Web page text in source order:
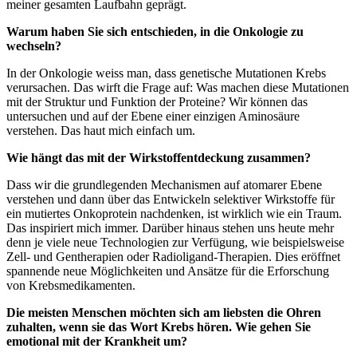
meiner gesamten Laufbahn geprägt.
Warum haben Sie sich entschieden, in die Onkologie zu
wechseln?
In der Onkologie weiss man, dass genetische Mutationen Krebs
verursachen. Das wirft die Frage auf: Was machen diese Mutationen
mit der Struktur und Funktion der Proteine? Wir können das
untersuchen und auf der Ebene einer einzigen Aminosäure
verstehen. Das haut mich einfach um.
Wie hängt das mit der Wirkstoffentdeckung zusammen?
Dass wir die grundlegenden Mechanismen auf atomarer Ebene
verstehen und dann über das Entwickeln selektiver Wirkstoffe für
ein mutiertes Onkoprotein nachdenken, ist wirklich wie ein Traum.
Das inspiriert mich immer. Darüber hinaus stehen uns heute mehr
denn je viele neue Technologien zur Verfügung, wie beispielsweise
Zell- und Gentherapien oder Radioligand-Therapien. Dies eröffnet
spannende neue Möglichkeiten und Ansätze für die Erforschung
von Krebsmedikamenten.
Die meisten Menschen möchten sich am liebsten die Ohren
zuhalten, wenn sie das Wort Krebs hören. Wie gehen Sie
emotional mit der Krankheit um?